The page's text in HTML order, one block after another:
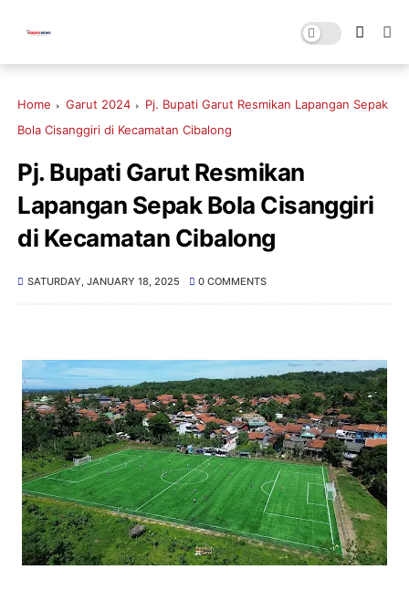
Home Garut 2024
Pj. Bupati Garut Resmikan Lapangan Sepak
Bola Cisanggiri di Kecamatan Cibalong
Pj. Bupati Garut Resmikan
Lapangan Sepak Bola Cisanggiri
di Kecamatan Cibalong
SATURDAY, JANUARY 18, 2025 0 COMMENTS